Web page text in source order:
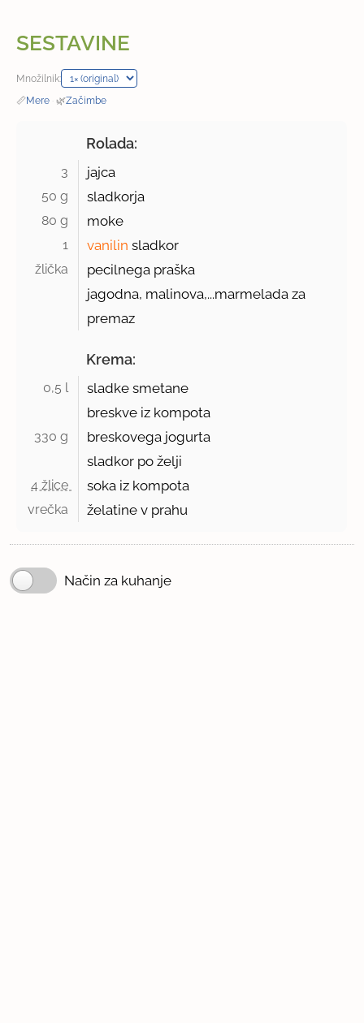
SESTAVINE
Množilnik:
📏Mere · 🌿Začimbe
Rolada:
3 jajca
50 g sladkorja
80 g moke
1 vanilin sladkor
žlička
pecilnega praška
jagodna, malinova,...marmelada za
premaz
Krema:
0,5 l
sladke smetane
breskve iz kompota
330 g
breskovega jogurta
sladkor po želji
4 žlice soka iz kompota
vrečka želatine v prahu
Način za kuhanje